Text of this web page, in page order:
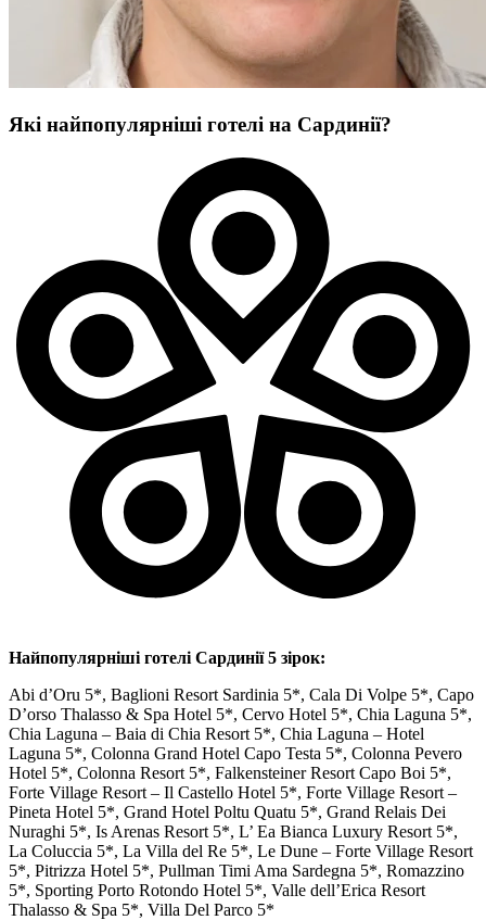
Які найпопулярніші готелі на Сардинії?
Найпопулярніші готелі Сардинії 5 зірок:
Abi d’Oru 5*, Baglioni Resort Sardinia 5*, Cala Di Volpe 5*, Capo
D’orso Thalasso & Spa Hotel 5*, Cervo Hotel 5*, Chia Laguna 5*,
Chia Laguna – Baia di Chia Resort 5*, Chia Laguna – Hotel
Laguna 5*, Colonna Grand Hotel Capo Testa 5*, Colonna Pevero
Hotel 5*, Colonna Resort 5*, Falkensteiner Resort Capo Boi 5*,
Forte Village Resort – Il Castello Hotel 5*, Forte Village Resort –
Pineta Hotel 5*, Grand Hotel Poltu Quatu 5*, Grand Relais Dei
Nuraghi 5*, Is Arenas Resort 5*, L’ Ea Bianca Luxury Resort 5*,
La Coluccia 5*, La Villa del Re 5*, Le Dune – Forte Village Resort
5*, Pitrizza Hotel 5*, Pullman Timi Ama Sardegna 5*, Romazzino
5*, Sporting Porto Rotondo Hotel 5*, Valle dell’Erica Resort
Thalasso & Spa 5*, Villa Del Parco 5*